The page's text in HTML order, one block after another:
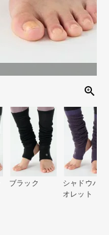
ブラック
シャドウバイ
オレット